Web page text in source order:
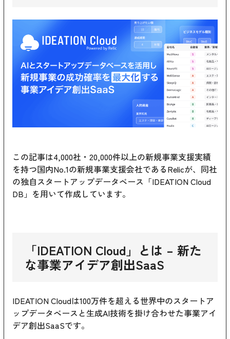
この記事は4,000社・20,000件以上の新規事業支援実績
を持つ国内No.1の新規事業支援会社であるRelicが、同社
の独自スタートアップデータベース「IDEATION Cloud
DB」を用いて作成しています。
「IDEATION Cloud 」とは – 新た
な事業アイデア創出SaaS
IDEATION Cloudは100万件を超える世界中のスタートア
ップデータベースと生成AI技術を掛け合わせた事業アイ
デア創出SaaSです。